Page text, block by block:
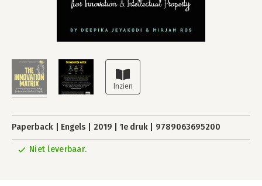
Paperback Engels 2019 1e druk 9789063695200
Niet leverbaar.